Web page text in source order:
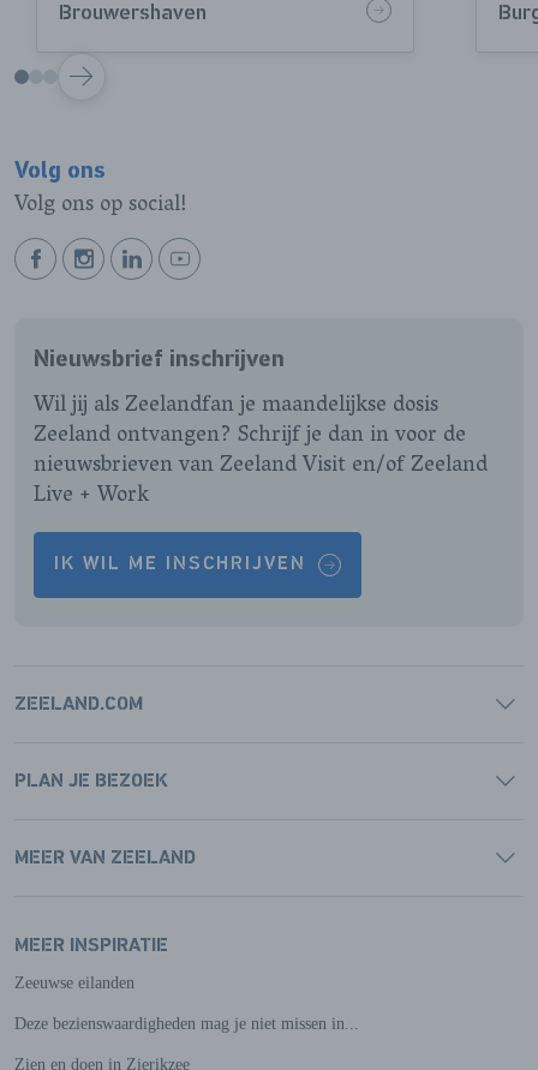
Brouwershaven
VOLGENDE
Volg ons
Volg ons op social!
BEKIJK
PAGINA
BEKIJK
PAGINA
BEKIJK
PAGINA
BEKIJK
PAGINA
Nieuwsbrief inschrijven
Wil jij als Zeelandfan je maandelijkse dosis
Zeeland ontvangen? Schrijf je dan in voor de
nieuwsbrieven van Zeeland Visit en/of Zeeland
Live + Work
IK WIL ME INSCHRIJVEN
ZEELAND.COM
PLAN JE BEZOEK
MEER VAN ZEELAND
MEER INSPIRATIE
Zeeuwse eilanden
Deze bezienswaardigheden mag je niet missen in...
Zien en doen in Zierikzee